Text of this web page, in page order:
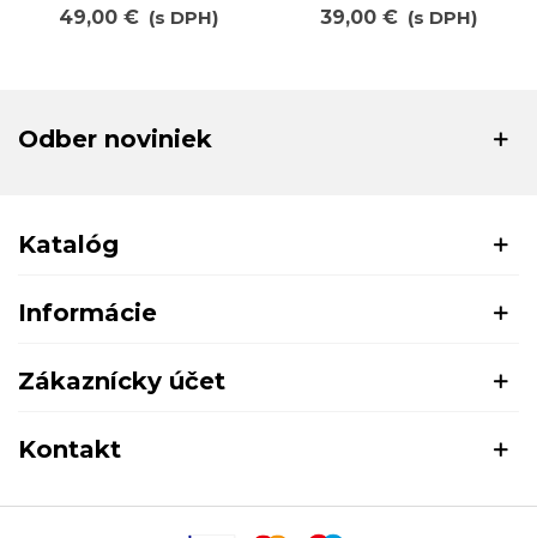
49,00 € (s DPH) 39,00 € (s DPH)
Odber noviniek
Katalóg
Informácie
Zákaznícky účet
Kontakt